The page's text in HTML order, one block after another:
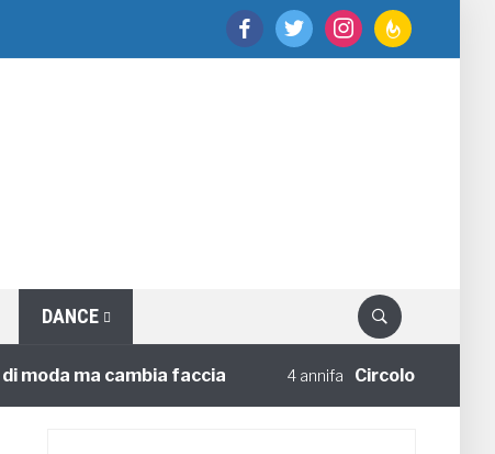
facebooktwitter instagramfeedburner
DANCE
ma cambia faccia 4 annifa Circoloco e Social